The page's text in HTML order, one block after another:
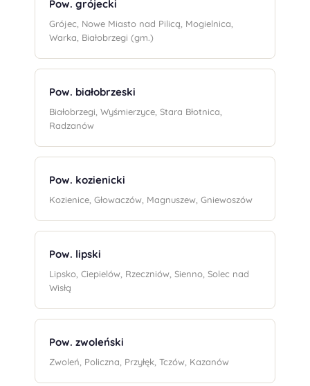
Pow. grójecki
Grójec, Nowe Miasto nad Pilicą, Mogielnica,
Warka, Białobrzegi (gm.)
Pow. białobrzeski
Białobrzegi, Wyśmierzyce, Stara Błotnica,
Radzanów
Pow. kozienicki
Kozienice, Głowaczów, Magnuszew, Gniewoszów
Pow. lipski
Lipsko, Ciepielów, Rzeczniów, Sienno, Solec nad
Wisłą
Pow. zwoleński
Zwoleń, Policzna, Przyłęk, Tczów, Kazanów